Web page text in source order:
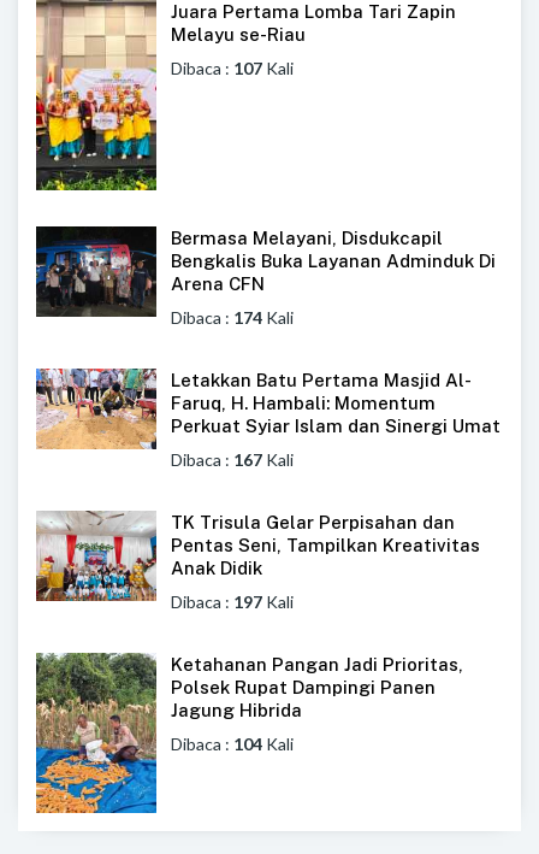
Juara Pertama Lomba Tari Zapin
Melayu se-Riau
Dibaca : 107 Kali
Bermasa Melayani, Disdukcapil
Bengkalis Buka Layanan Adminduk Di
Arena CFN
Dibaca : 174 Kali
Letakkan Batu Pertama Masjid Al-
Faruq, H. Hambali: Momentum
Perkuat Syiar Islam dan Sinergi Umat
Dibaca : 167 Kali
TK Trisula Gelar Perpisahan dan
Pentas Seni, Tampilkan Kreativitas
Anak Didik
Dibaca : 197 Kali
Ketahanan Pangan Jadi Prioritas,
Polsek Rupat Dampingi Panen
Jagung Hibrida
Dibaca : 104 Kali